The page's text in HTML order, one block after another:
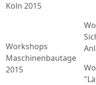
Köln 2015
Workshops
Maschinenbautage
2015